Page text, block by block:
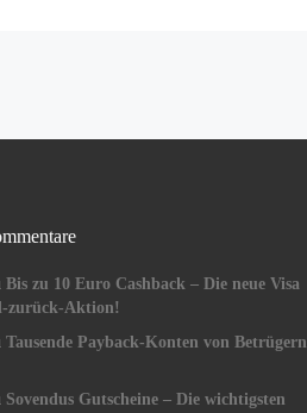
Bis zu 10 Euro Cashback – Die neue Visa
zurück-Aktion!
Tausende Payback-Konten von Betrügern
Sovendus Gutscheine – Die wichtigsten